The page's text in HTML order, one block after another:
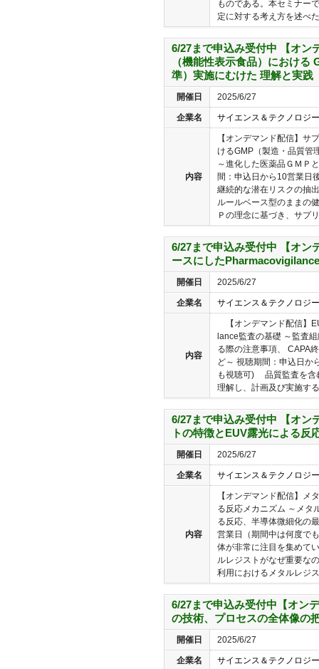
ものである。本セミナー
定に対する考え方を述べ
6/27まで申込み受付中 【オン
（機能性表示食品）における
準）実施にむけた 理解と実践
開催日 2025/6/27
企業名 サイエンス＆テクノロジ
内容
【オンデマンド配信】サ
けるGMP（製造・品質管
～進化した医薬品ＧＭＰ
間：申込日から10営業日
継続的な潜在リスクの抽
ルールベース型のままの
Ｐの理念に基づき、サプ
6/27まで申込み受付中 【オン
ースにした
開催日 2025/6/27
企業名 サイエンス＆テクノロジ
内容
【オンデマンド配信】
lance監査の基礎 ～監査
る際の注意事項、 CAPA
ど～ 視聴期間：申込日か
も視聴可) 品質監査を含
理解し、計画及び実施す
6/27まで申込み受付中 【オン
トの特徴とEUV露光による反
開催日 2025/6/27
企業名 サイエンス＆テクノロジ
内容
【オンデマンド配信】メ
る反応メカニズム ～メタ
る反応、半導体微細化の
営業日（期間中は何度で
体が非常に注目を集めて
ルレジストがなぜ重要な
利用におけるメタルレジ
6/27まで申込み受付中【オン
の技術、プロセスの全体像の
開催日 2025/6/27
企業名 サイエンス＆テクノロジ